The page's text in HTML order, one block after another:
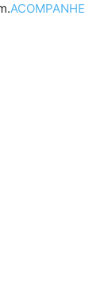
ACOMPANHE